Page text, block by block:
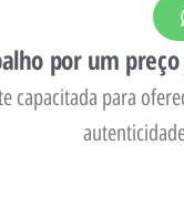
por um
para